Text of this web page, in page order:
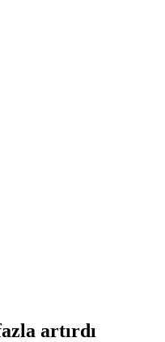
artırdı